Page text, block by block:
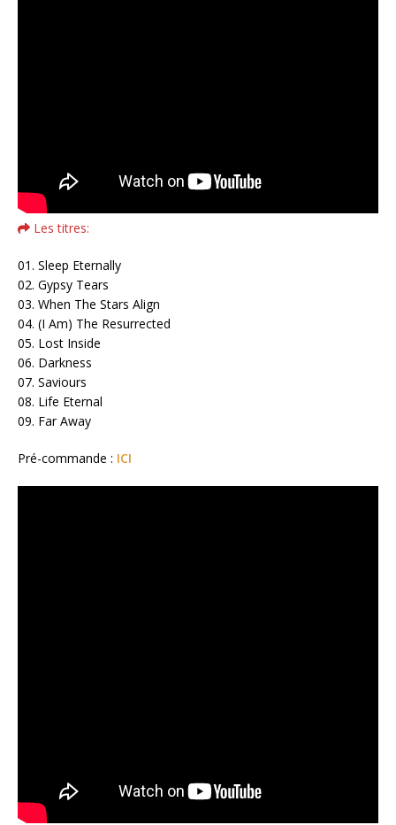
Les titres:
01. Sleep Eternally
02. Gypsy Tears
03. When The Stars Align
04. (I Am) The Resurrected
05. Lost Inside
06. Darkness
07. Saviours
08. Life Eternal
09. Far Away
Pré-commande : ICI